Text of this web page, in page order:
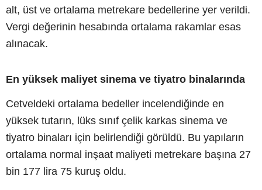
alt, üst ve ortalama metrekare bedellerine yer verildi.
Vergi değerinin hesabında ortalama rakamlar esas
alınacak.
En yüksek maliyet sinema ve tiyatro binalarında
Cetveldeki ortalama bedeller incelendiğinde en
yüksek tutarın, lüks sınıf çelik karkas sinema ve
tiyatro binaları için belirlendiği görüldü. Bu yapıların
ortalama normal inşaat maliyeti metrekare başına 27
bin 177 lira 75 kuruş oldu.